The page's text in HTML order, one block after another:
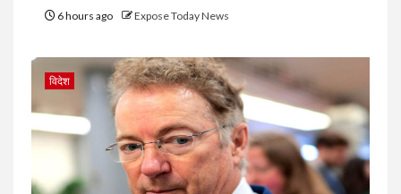
6 hours ago Expose Today News
विदेश